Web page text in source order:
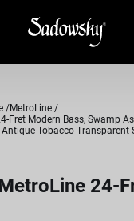
MetroLine
Fret Modern Bass, Swamp
Antique Tobacco Transparent
24-